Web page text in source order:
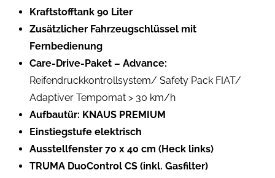
Kraftstofftank 90 Liter
Zusätzlicher Fahrzeugschlüssel mit
Fernbedienung
Care-Drive-Paket – Advance:
Reifendruckkontrollsystem/ Safety Pack FIAT/
Adaptiver Tempomat > 30 km/h
Aufbautür: KNAUS PREMIUM
Einstiegstufe elektrisch
Ausstellfenster 70 x 40 cm (Heck links)
TRUMA DuoControl CS (inkl. Gasfilter)